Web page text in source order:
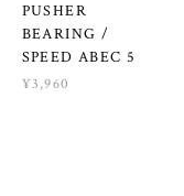
PUSHER
BEARING /
SPEED ABEC 5
¥3,960